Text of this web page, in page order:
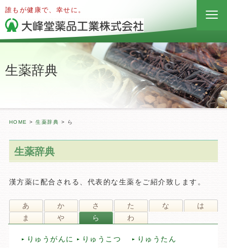
誰もが健康で、幸せに。
生薬辞典
HOME >生薬辞典 > ら
生薬辞典
漢方薬に配合される、代表的な生薬をご紹介致します。
あ か さ た な
は
ま
や ら わ
りゅうがんに
りゅうこつ りゅうたん